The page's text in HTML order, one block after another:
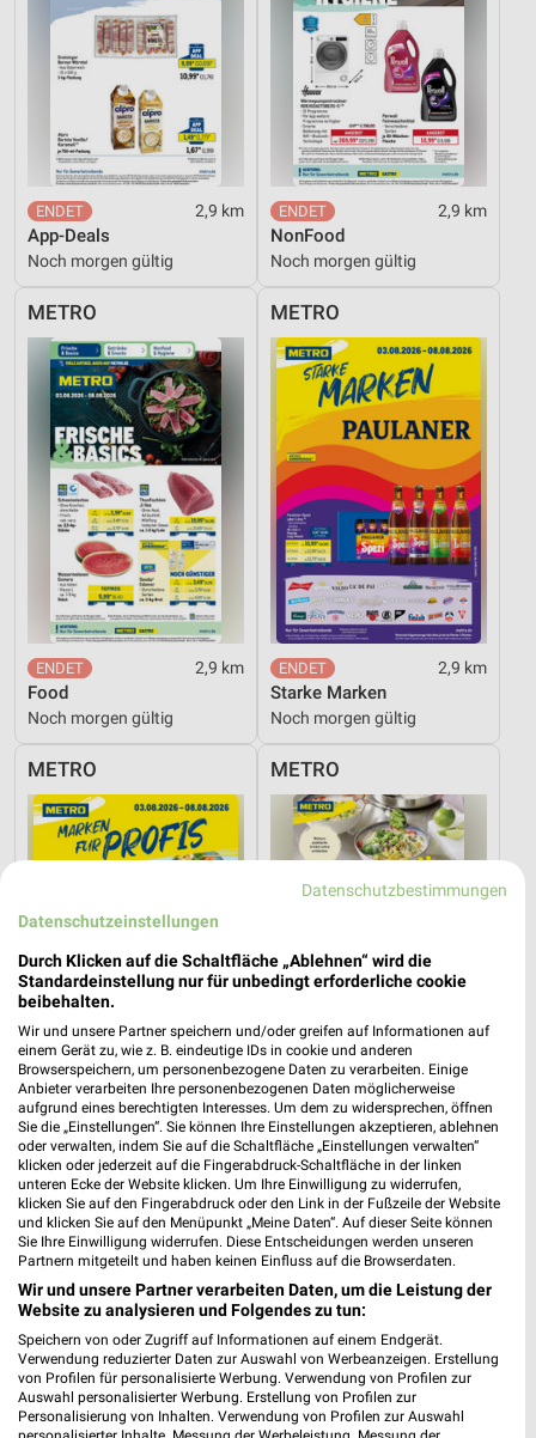
2,9 km
App-Deals
Noch morgen gültig
2,9 km
NonFood
Noch morgen gültig
METRO
2,9 km
Food
Noch morgen gültig
METRO
2,9 km
Starke Marken
Noch morgen gültig
METRO
2,9 km
Marken für Profis
Noch morgen gültig
METRO
2,9 km
Monats-Menü August 2026
Gültig bis Mo. 31.08.
GALERIA Markthalle GALERIA Markthalle
Datenschutzbestimmungen
Datenschutzeinstellungen
Durch Klicken auf die Schaltfläche „Ablehnen“ wird die
Standardeinstellung nur für unbedingt erforderliche cookie
beibehalten.
Wir und unsere Partner speichern und/oder greifen auf Informationen auf
einem Gerät zu, wie z. B. eindeutige IDs in cookie und anderen
Browserspeichern, um personenbezogene Daten zu verarbeiten. Einige
Anbieter verarbeiten Ihre personenbezogenen Daten möglicherweise
aufgrund eines berechtigten Interesses. Um dem zu widersprechen, öffnen
Sie die „Einstellungen“. Sie können Ihre Einstellungen akzeptieren, ablehnen
oder verwalten, indem Sie auf die Schaltfläche „Einstellungen verwalten“
klicken oder jederzeit auf die Fingerabdruck-Schaltfläche in der linken
unteren Ecke der Website klicken. Um Ihre Einwilligung zu widerrufen,
klicken Sie auf den Fingerabdruck oder den Link in der Fußzeile der Website
und klicken Sie auf den Menüpunkt „Meine Daten“. Auf dieser Seite können
Sie Ihre Einwilligung widerrufen. Diese Entscheidungen werden unseren
Partnern mitgeteilt und haben keinen Einfluss auf die Browserdaten.
Wir und unsere Partner verarbeiten Daten, um die Leistung der
Website zu analysieren und Folgendes zu tun:
Speichern von oder Zugriff auf Informationen auf einem Endgerät.
Verwendung reduzierter Daten zur Auswahl von Werbeanzeigen. Erstellung
von Profilen für personalisierte Werbung. Verwendung von Profilen zur
Auswahl personalisierter Werbung. Erstellung von Profilen zur
Personalisierung von Inhalten. Verwendung von Profilen zur Auswahl